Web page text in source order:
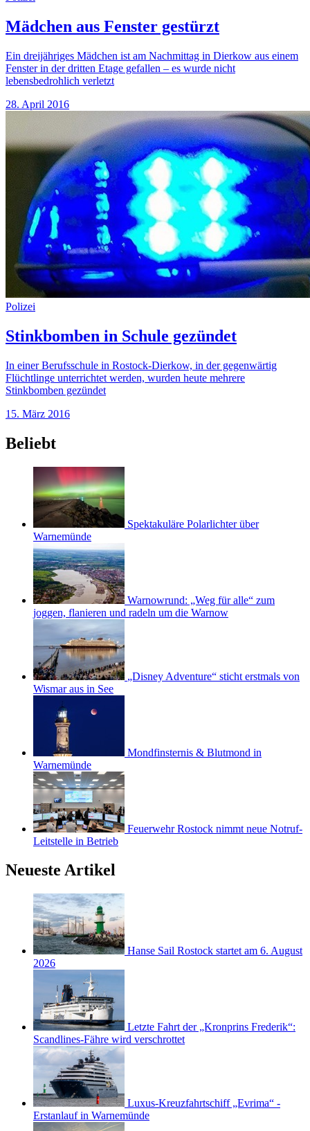
Mädchen aus Fenster gestürzt
Ein dreijähriges Mädchen ist am Nachmittag in Dierkow aus einem
Fenster in der dritten Etage gefallen – es wurde nicht
lebensbedrohlich verletzt
28. April 2016
Polizei
Stinkbomben in Schule gezündet
In einer Berufsschule in Rostock-Dierkow, in der gegenwärtig
Flüchtlinge unterrichtet werden, wurden heute mehrere
Stinkbomben gezündet
15. März 2016
Beliebt
Spektakuläre Polarlichter über
Warnemünde
Warnowrund: „Weg für alle“ zum
joggen, flanieren und radeln um die Warnow
„Disney Adventure“ sticht erstmals von
Wismar aus in See
Mondfinsternis & Blutmond in
Warnemünde
Feuerwehr Rostock nimmt neue Notruf-
Leitstelle in Betrieb
Neueste Artikel
Hanse Sail Rostock startet am 6. August
2026
Letzte Fahrt der „Kronprins Frederik“:
Scandlines-Fähre wird verschrottet
Luxus-Kreuzfahrtschiff „Evrima“ -
Erstanlauf in Warnemünde